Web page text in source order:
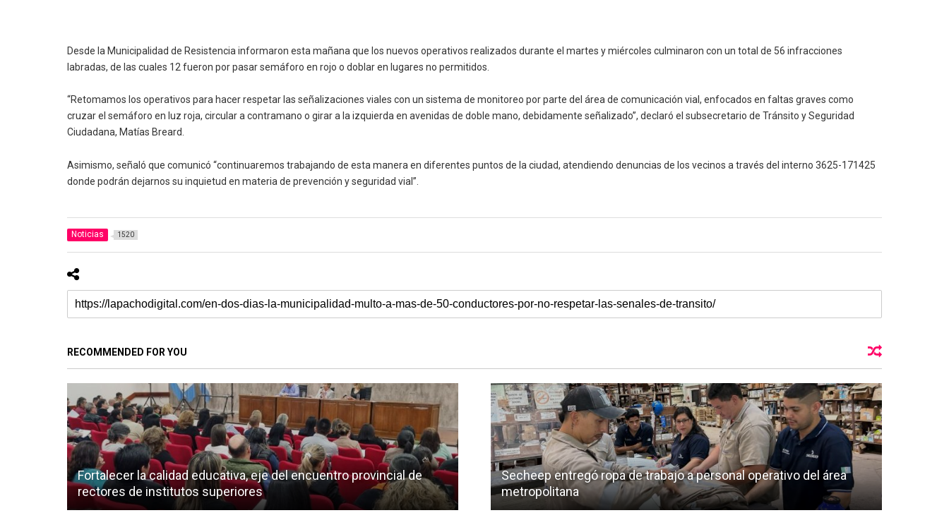
Desde la Municipalidad de Resistencia informaron esta mañana que los nuevos operativos realizados durante el martes y miércoles culminaron con un total de 56 infracciones
labradas, de las cuales 12 fueron por pasar semáforo en rojo o doblar en lugares no permitidos.
“Retomamos los operativos para hacer respetar las señalizaciones viales con un sistema de monitoreo por parte del área de comunicación vial, enfocados en faltas graves como
cruzar el semáforo en luz roja, circular a contramano o girar a la izquierda en avenidas de doble mano, debidamente señalizado”, declaró el subsecretario de Tránsito y Seguridad
Ciudadana, Matías Breard.
Asimismo, señaló que comunicó “continuaremos trabajando de esta manera en diferentes puntos de la ciudad, atendiendo denuncias de los vecinos a través del interno 3625-171425
donde podrán dejarnos su inquietud en materia de prevención y seguridad vial”.
Noticias 1520
RECOMMENDED FOR YOU
Fortalecer la calidad educativa, eje del encuentro provincial de
rectores de institutos superiores
Secheep entregó ropa de trabajo a personal operativo del área
metropolitana